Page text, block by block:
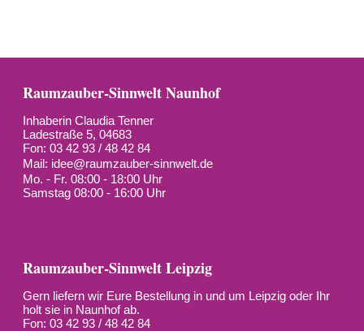
Raumzauber-Sinnwelt Naunhof
Inhaberin Claudia Tenner
Ladestraße 5, 04683
Fon: 03 42 93 / 48 42 84
Mail: idee@raumzauber-sinnwelt.de
Mo. - Fr. 08:00 - 18:00 Uhr
Samstag 08:00 - 16:00 Uhr
Raumzauber-Sinnwelt Leipzig
Gern liefern wir Eure Bestellung in und um Leipzig oder Ihr
holt sie in Naunhof ab.
Fon: 03 42 93 / 48 42 84